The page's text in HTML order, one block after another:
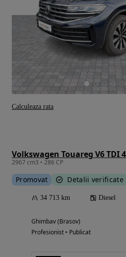
2967 cm3 • 286 CP
Promovat Detalii verificate
34 713 km Diesel
Ghimbav (Brasov)
Profesionist • Publicat
Calculeaza rata